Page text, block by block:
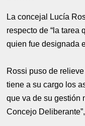
La concejal Lucía
respecto de “la tarea
quien fue designada
Rossi puso de
tiene a su cargo los
que va de su gestión
Concejo